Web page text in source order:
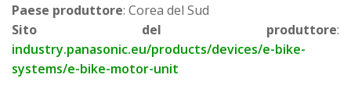
Paese produttore: Corea del Sud
Sito del produttore:
industry.panasonic.eu/products/devices/e-bike-
systems/e-bike-motor-unit